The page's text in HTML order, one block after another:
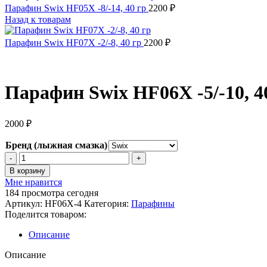
Парафин Swix HF05X -8/-14, 40 гр 2200 ₽
Назад к товарам
Парафин Swix HF07X -2/-8, 40 гр 2200 ₽
Парафин Swix HF06X -5/-10,
2000 ₽
Бренд (лыжная смазка)
Количество
товара
Парафин
Swix
HF06X
-5/-10,
40
гр
В корзину
Мне нравится
184 просмотра сегодня
Артикул: HF06X-4 Категория: Парафины
Поделится товаром:
Описание
Описание